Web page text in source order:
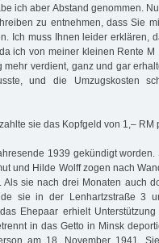
ich aber Abstand genommen.
zu entnehmen, dass Sie
Ich muss Ihnen leider erklären,
ich von meiner kleinen Rente M
verdient, ganz und gar
und die Umzugskosten
sie das Kopfgeld von 1,– RM
1939 gekündigt
und Hilde Wolff zogen nach
sie nach drei Monaten auch
sie in der Lenhartzstraße 3
Ehepaar erhielt
in das Getto in Minsk
am 18. November 1941.